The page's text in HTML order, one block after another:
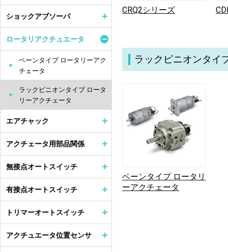
CRQ2シリーズ
ラックピニオンタイ
ベーンタイプ ロータリ
ーアクチェータ
ショックアブソーバ
ロータリアクチュエータ
ベーンタイプ ロータリーアク
チェータ
ラックピニオンタイプ ロータ
リーアクチェータ
エアチャック
アクチェータ用部品関係
無接点オートスイッチ
有接点オートスイッチ
トリマーオートスイッチ
アクチュエータ位置センサ